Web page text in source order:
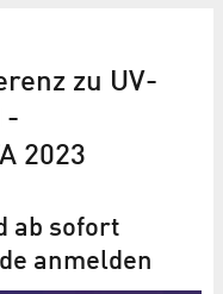
zu UV-
-
2023
ab sofort
anmelden